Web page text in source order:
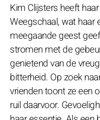
Kim Clijsters heeft
Weegschaal, wat haar
meegaande geest
stromen met de
genietend van de
bitterheid. Op zoek
vrienden toont ze een
ruil daarvoor.